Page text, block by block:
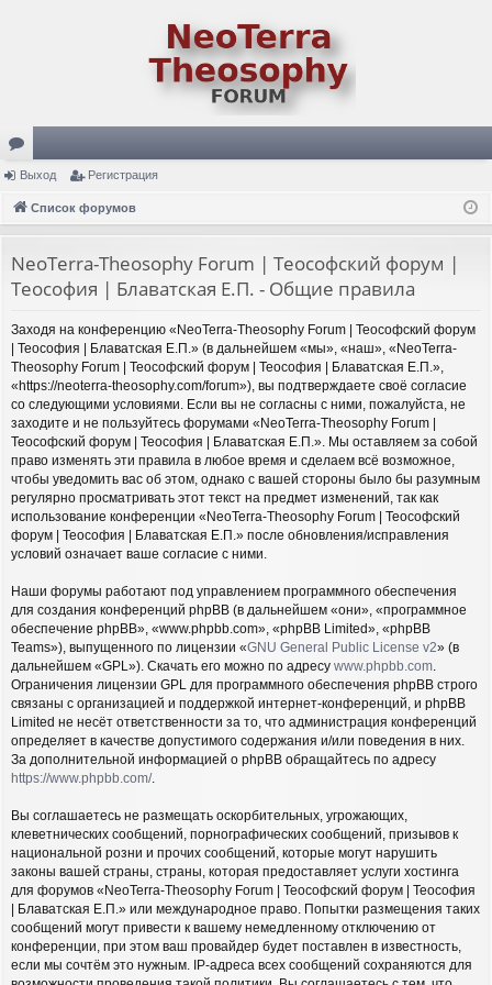
ор
ум
Выход Регистрация
Список форумов
NeoTerra-Theosophy Forum | Теософский форум |
Теософия | Блаватская Е.П. - Общие правила
Заходя на конференцию «NeoTerra-Theosophy Forum | Теософский форум
| Теософия | Блаватская Е.П.» (в дальнейшем «мы», «наш», «NeoTerra-
Theosophy Forum | Теософский форум | Теософия | Блаватская Е.П.»,
«https://neoterra-theosophy.com/forum»), вы подтверждаете своё согласие
со следующими условиями. Если вы не согласны с ними, пожалуйста, не
заходите и не пользуйтесь форумами «NeoTerra-Theosophy Forum |
Теософский форум | Теософия | Блаватская Е.П.». Мы оставляем за собой
право изменять эти правила в любое время и сделаем всё возможное,
чтобы уведомить вас об этом, однако с вашей стороны было бы разумным
регулярно просматривать этот текст на предмет изменений, так как
использование конференции «NeoTerra-Theosophy Forum | Теософский
форум | Теософия | Блаватская Е.П.» после обновления/исправления
условий означает ваше согласие с ними.
Наши форумы работают под управлением программного обеспечения
для создания конференций phpBB (в дальнейшем «они», «программное
обеспечение phpBB», «www.phpbb.com», «phpBB Limited», «phpBB
Teams»), выпущенного по лицензии «GNU General Public License v2» (в
дальнейшем «GPL»). Скачать его можно по адресу www.phpbb.com
Ограничения лицензии GPL для программного обеспечения phpBB строго
связаны с организацией и поддержкой интернет-конференций, и phpBB
Limited не несёт ответственности за то, что администрация конференций
определяет в качестве допустимого содержания и/или поведения в них.
За дополнительной информацией о phpBB обращайтесь по адресу
https://www.phpbb.com/.
Вы соглашаетесь не размещать оскорбительных, угрожающих,
клеветнических сообщений, порнографических сообщений, призывов к
национальной розни и прочих сообщений, которые могут нарушить
законы вашей страны, страны, которая предоставляет услуги хостинга
для форумов «NeoTerra-Theosophy Forum | Теософский форум | Теософия
| Блаватская Е.П.» или международное право. Попытки размещения таких
сообщений могут привести к вашему немедленному отключению от
конференции, при этом ваш провайдер будет поставлен в известность,
если мы сочтём это нужным. IP-адреса всех сообщений сохраняются для